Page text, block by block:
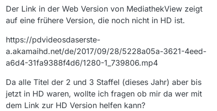
Der Link in der Web Version von MediathekView zeigt
auf eine frühere Version, die noch nicht in HD ist.
https://pdvideosdaserste-
a.akamaihd.net/de/2017/09/28/5228a05a-3621-4eed-
a6d4-31fa9388f4d6/1280-1_739806.mp4
Da alle Titel der 2 und 3 Staffel (dieses Jahr) aber bis
jetzt in HD waren, wollte ich fragen ob mir da wer mit
dem Link zur HD Version helfen kann?